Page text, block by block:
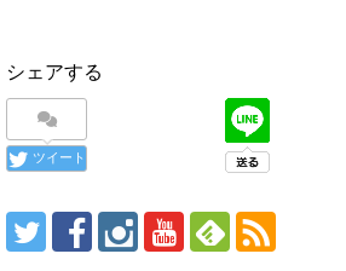
シェアする
ツイート